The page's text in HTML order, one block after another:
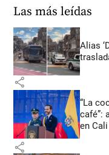
Las más leídas
Alias
share
“La
café”:
en Cali
share